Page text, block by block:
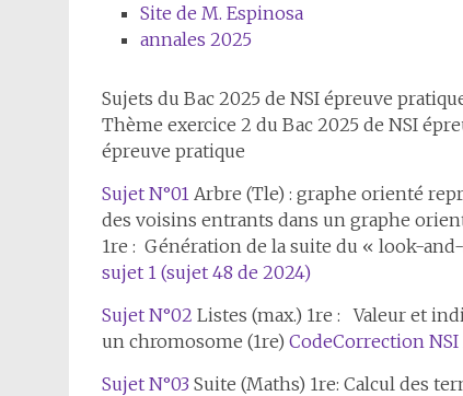
Site de M. Espinosa
annales 2025
Sujets du Bac 2025 de NSI épreuve
Thème exercice 2 du Bac 2025 de NSI
épreuve pratique
Sujet N°01 Arbre (Tle) : graphe orienté
des voisins entrants dans un graphe
1re : Génération de la suite du « look-and-
sujet 1 (sujet 48 de 2024)
Sujet N°02 Listes (max.) 1re : Valeur et
un chromosome (1re) CodeCorrection NSI
Sujet N°03 Suite (Maths) 1re: Calcul des